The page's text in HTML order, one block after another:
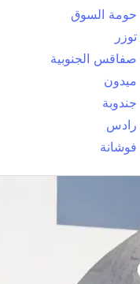
حومة السوق
توزر
صفاقس الجنوبية
ميدون
جندوبة
رادس
فوشانة